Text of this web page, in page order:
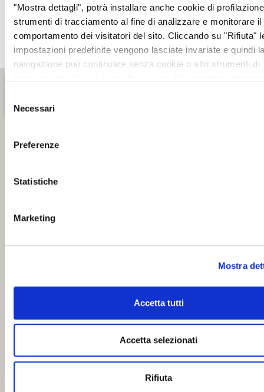
"Mostra dettagli", potrà installare anche cookie di
strumenti di tracciamento al fine di analizzare e monitorare il
comportamento dei visitatori del sito. Cliccando su "Rifiuta"
impostazioni predefinite vengono lasciate invariate e quindi
navigazione può continuare senza cookie o altri strumenti di
delNecessari
Preferenze
Statistiche
Marketing
Mostra
Accetta tutti
Accetta selezionati
Rifiuta
delegazione.lecce@ant.it
0832 303048 – 348
3962425